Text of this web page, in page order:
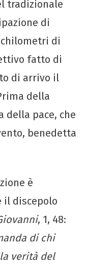
tradizionale
di
di
fatto di
di arrivo il
della
della pace, che
benedetta
è
il discepolo
, 1, 48:
di chi
verità del